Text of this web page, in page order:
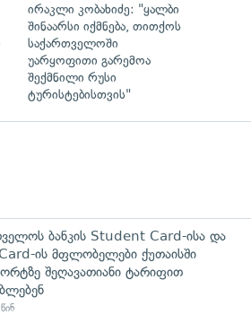
ირაკლი კობახიძე: "ყალბი
შინაარსი იქმნება, თითქოს
საქართველოში
უარყოფითი გარემოა
შექმნილი რუსი
ტურისტებისთვის"
ბანკის Student Card-ისა და
ის მფლობელები ქუთაისში
შეღავათიანი ტარიფით